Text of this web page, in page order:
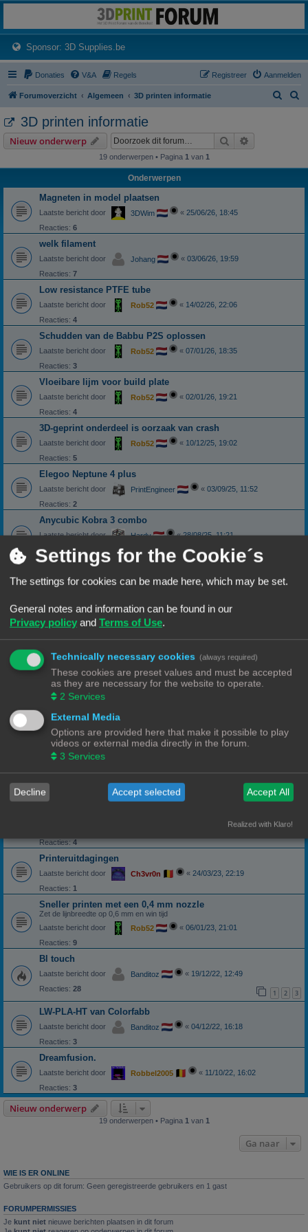
Het 3D print forum van de Benelux na de sluiting van 3dprintforum.nl
Sponsor: 3D Supplies.be(Opens a new tab)
Donaties V&A Regels Aanmelden
Registreer
Forumoverzicht Algemeen 3D printen informatie
3D printen informatie
Nieuw onderwerp Zoek
19 onderwerpen • Pagina 1 van 1
Onderwerpen
Magneten in model plaatsen
Laatste bericht door 3DWim « 25/06/26, 18:45
Reacties: 6
welk filament
Laatste bericht door Johang « 03/06/26, 19:59
Reacties: 7
Low resistance PTFE tube
Laatste bericht door Rob52 « 14/02/26, 22:06
Reacties: 4
Schudden van de Babbu P2S oplossen
Laatste bericht door Rob52 « 07/01/26, 18:35
Reacties: 3
Vloeibare lijm voor build plate
Laatste bericht door Rob52 « 02/01/26, 19:21
Reacties: 4
3D-geprint onderdeel is oorzaak van crash
Laatste bericht door Rob52 « 10/12/25, 19:02
Reacties: 5
Elegoo Neptune 4 plus
Laatste bericht door PrintEngineer « 03/09/25, 11:52
Reacties: 2
Anycubic Kobra 3 combo
Laatste bericht door Hardy «28/08/25, 11:21
Reacties:11
Laatste bericht door « 01/06/25, 15:13
Cura start niet met Remote desktop sessie oplossing
Laatste bericht door MaestroLmpio
Smeerboel
Laatste bericht door Wim62 «04/05/24, 17:10
Reacties: 1
Laatste bericht door
Reacties:9
Spiegelen
Reacties:
1
Pen en gat
27/03/24, 07:49
Reacties:4
Printeruitdagingen
Laatste bericht door Ch3vr0n « 24/03/23, 22:19
Reacties: 1
Sneller printen met een 0,4 mm nozzle
Zet de lijnbreedte op 0,6 mm en win tijd
Laatste bericht door
Rob52 « 06/01/23, 21:01
Reacties: 9
Bl touch
Laatste bericht door Banditoz « 19/12/22, 12:49
Reacties: 28 1 2 3
LW-PLA-HT van Colorfabb
Laatste bericht door Banditoz « 04/12/22, 16:18
Reacties: 3
Dreamfusion.
Laatste bericht door Robbel2005 « 11/10/22, 16:02
Reacties: 3
Nieuw onderwerp
19 onderwerpen • Pagina 1 van 1
Ga naar
WIE IS ER ONLINE
Gebruikers op dit forum: Geen geregistreerde gebruikers en 1 gast
FORUMPERMISSIES
Je kunt niet nieuwe berichten plaatsen in dit forum
Settings for the Cookie´s
The settings for cookies can be made here, which may be set.
General notes and information can be found in our
Privacy policy and Terms of Use.
Technically necessary cookies (always required)
These cookies are preset values and must be accepted
as they are necessary for the website to operate.
2 Services
External Media
Options are provided here that make it possible to play
videos or external media directly in the forum.
3 Services
Decline Accept selected Accept All
Realized with Klaro!